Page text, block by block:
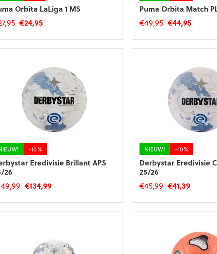
Orbita LaLiga 1 MS
Oorspronkelijke
was:
€24,95Huidige
is:
Puma Orbita Match
€49,95 Oorspronkelijke
was:
€44,95Huidige
is:
-10%
Eredivisie Brillant APS
26
Oorspronkelijke
was:
€134,99Huidige
is:
NIEUW! -10%
Derbystar Eredivisie
25/26
€45,99 Oorspronkelijke
was:
€41,39Huidige
is: